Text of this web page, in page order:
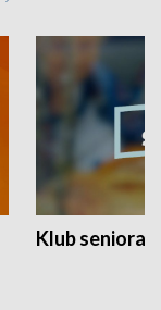
Klub seniora